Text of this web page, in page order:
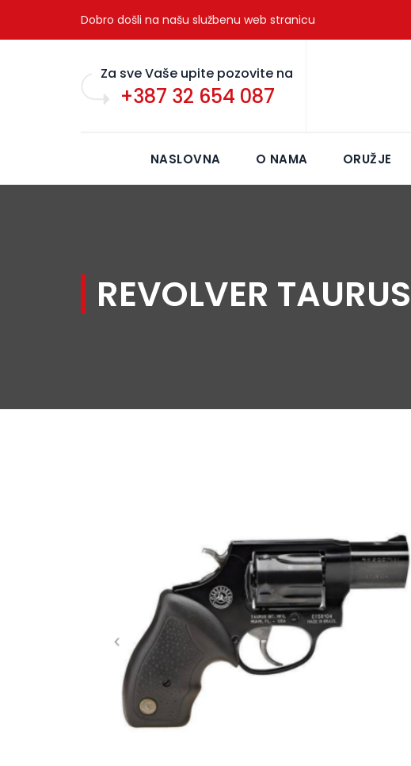
Dobro došli na našu službenu web stranicu
Za sve Vaše upite pozovite na
+387 32 654 087
NASLOVNA O NAMA ORUŽJE
REVOLVER